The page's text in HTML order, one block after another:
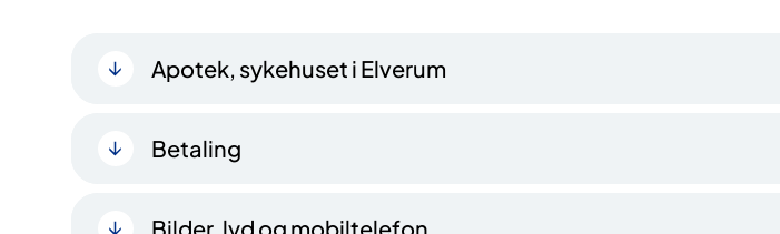
Apotek, sykehuset i Elverum
Betaling
Bilder, lyd og mobiltelefon